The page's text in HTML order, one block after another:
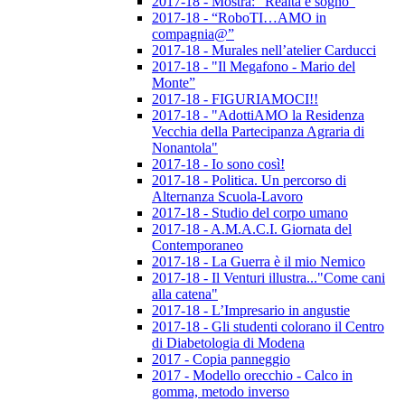
2017-18 - “RoboTI…AMO in
compagnia@”
2017-18 - Murales nell’atelier Carducci
2017-18 - "Il Megafono - Mario del
Monte”
2017-18 - FIGURIAMOCI!!
2017-18 - "AdottiAMO la Residenza
Vecchia della Partecipanza Agraria di
Nonantola"
2017-18 - Io sono così!
2017-18 - Politica. Un percorso di
Alternanza Scuola-Lavoro
2017-18 - Studio del corpo umano
2017-18 - A.M.A.C.I. Giornata del
Contemporaneo
2017-18 - La Guerra è il mio Nemico
2017-18 - Il Venturi illustra..."Come cani
alla catena"
2017-18 - L’Impresario in angustie
2017-18 - Gli studenti colorano il Centro
di Diabetologia di Modena
2017 - Copia panneggio
2017 - Modello orecchio - Calco in
gomma, metodo inverso